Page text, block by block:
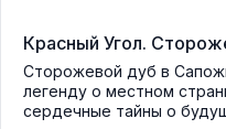
Красный Угол.
Сторожевой дуб в
легенду о местном
сердечные тайны о